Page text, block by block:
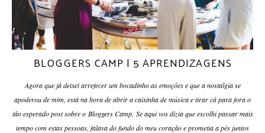
BLOGGERS CAMP | 5 APRENDIZAGENS
Agora que já deixei arrefecer um bocadinho as emoções e que a nostalgia se
apoderou de mim, está na hora de abrir a caixinha de música e tirar cá para fora o
tão esperado post sobre o Bloggers Camp. Se aqui vos dizia que escolhi passar mais
tempo com estas pessoas, falava do fundo do meu coração e prometia a pés juntos